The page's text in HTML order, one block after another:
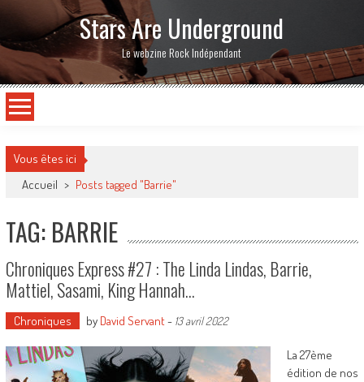
Stars Are Underground
Le webzine Rock Indépendant
Vous êtes ici
Accueil > Posts tagged "Barrie"
TAG: BARRIE
Chroniques Express #27 : The Linda Lindas, Barrie,
Mattiel, Sasami, King Hannah…
Chroniques by David Servant- 13 avril 2022
La 27ème
édition de nos